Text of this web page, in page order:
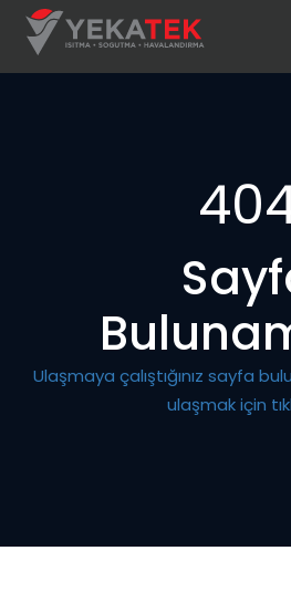
Ulaşmaya çalıştığınız sayfa
ulaşmak için